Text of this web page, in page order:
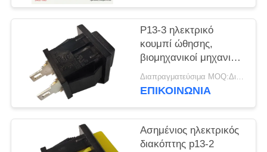
P13-3 ηλεκτρικό
κουμπί ώθησης,
βιομηχανικοί μηχανικοί
30000 κύκλοι
διακοπτών κουμπιών
Διαπραγματεύσιμα MOQ:Διαπραγματεύσιμο
ΕΠΙΚΟΙΝΩΝΊΑ
Ασημένιος ηλεκτρικός
διακόπτης p13-2